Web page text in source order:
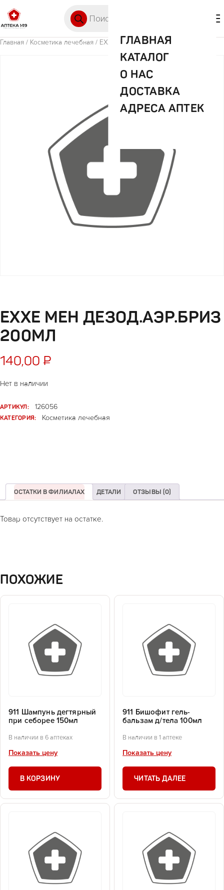
ГЛАВНАЯ
КАТАЛОГ
О НАС
ДОСТАВКА
АДРЕСА АПТЕК
Главная / Косметика лечебная / EXXE Мен дезод.аэр.бриз 200мл
EXXE МЕН ДЕЗОД.АЭР.БРИЗ
200МЛ
140,00 ₽
Нет в наличии
АРТИКУЛ:
126056
КАТЕГОРИЯ:
Косметика лечебная
ОСТАТКИ В ФИЛИАЛАХ ДЕТАЛИ ОТЗЫВЫ (0)
Товар отсутствует на остатке.
ПОХОЖИЕ
911 Шампунь дегтярный
при себорее 150мл
В наличии в 6 аптеках
Показать цену
В КОРЗИНУ
911 Бишофит гель-
бальзам д/тела 100мл
В наличии в 1 аптеке
Показать цену
ЧИТАТЬ ДАЛЕЕ